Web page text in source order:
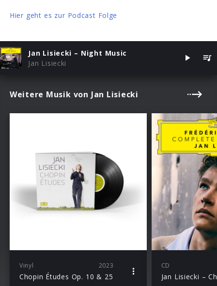
Hier geht es zur Podcast Folge
Jan Lisiecki – Night Music
Jan Lisiecki
Weitere Musik von Jan Lisiecki
Vinyl 2023
Chopin Études Op. 10 & 25
CD